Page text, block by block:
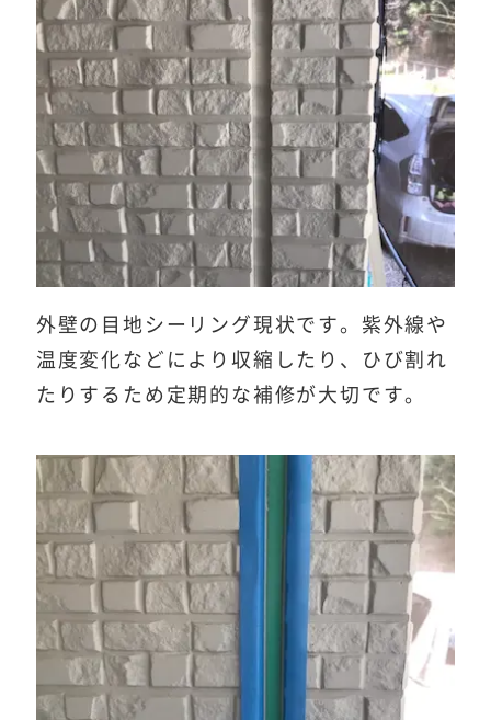
外壁の目地シーリング現状です。紫外線や
温度変化などにより収縮したり、ひび割れ
たりするため定期的な補修が大切です。